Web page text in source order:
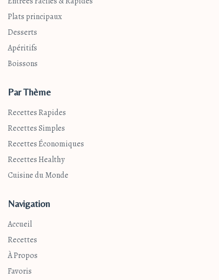
Plats principaux
Desserts
Apéritifs
Boissons
Par Thème
Recettes Rapides
Recettes Simples
Recettes Économiques
Recettes Healthy
Cuisine du Monde
Navigation
Accueil
Recettes
À Propos
Favoris